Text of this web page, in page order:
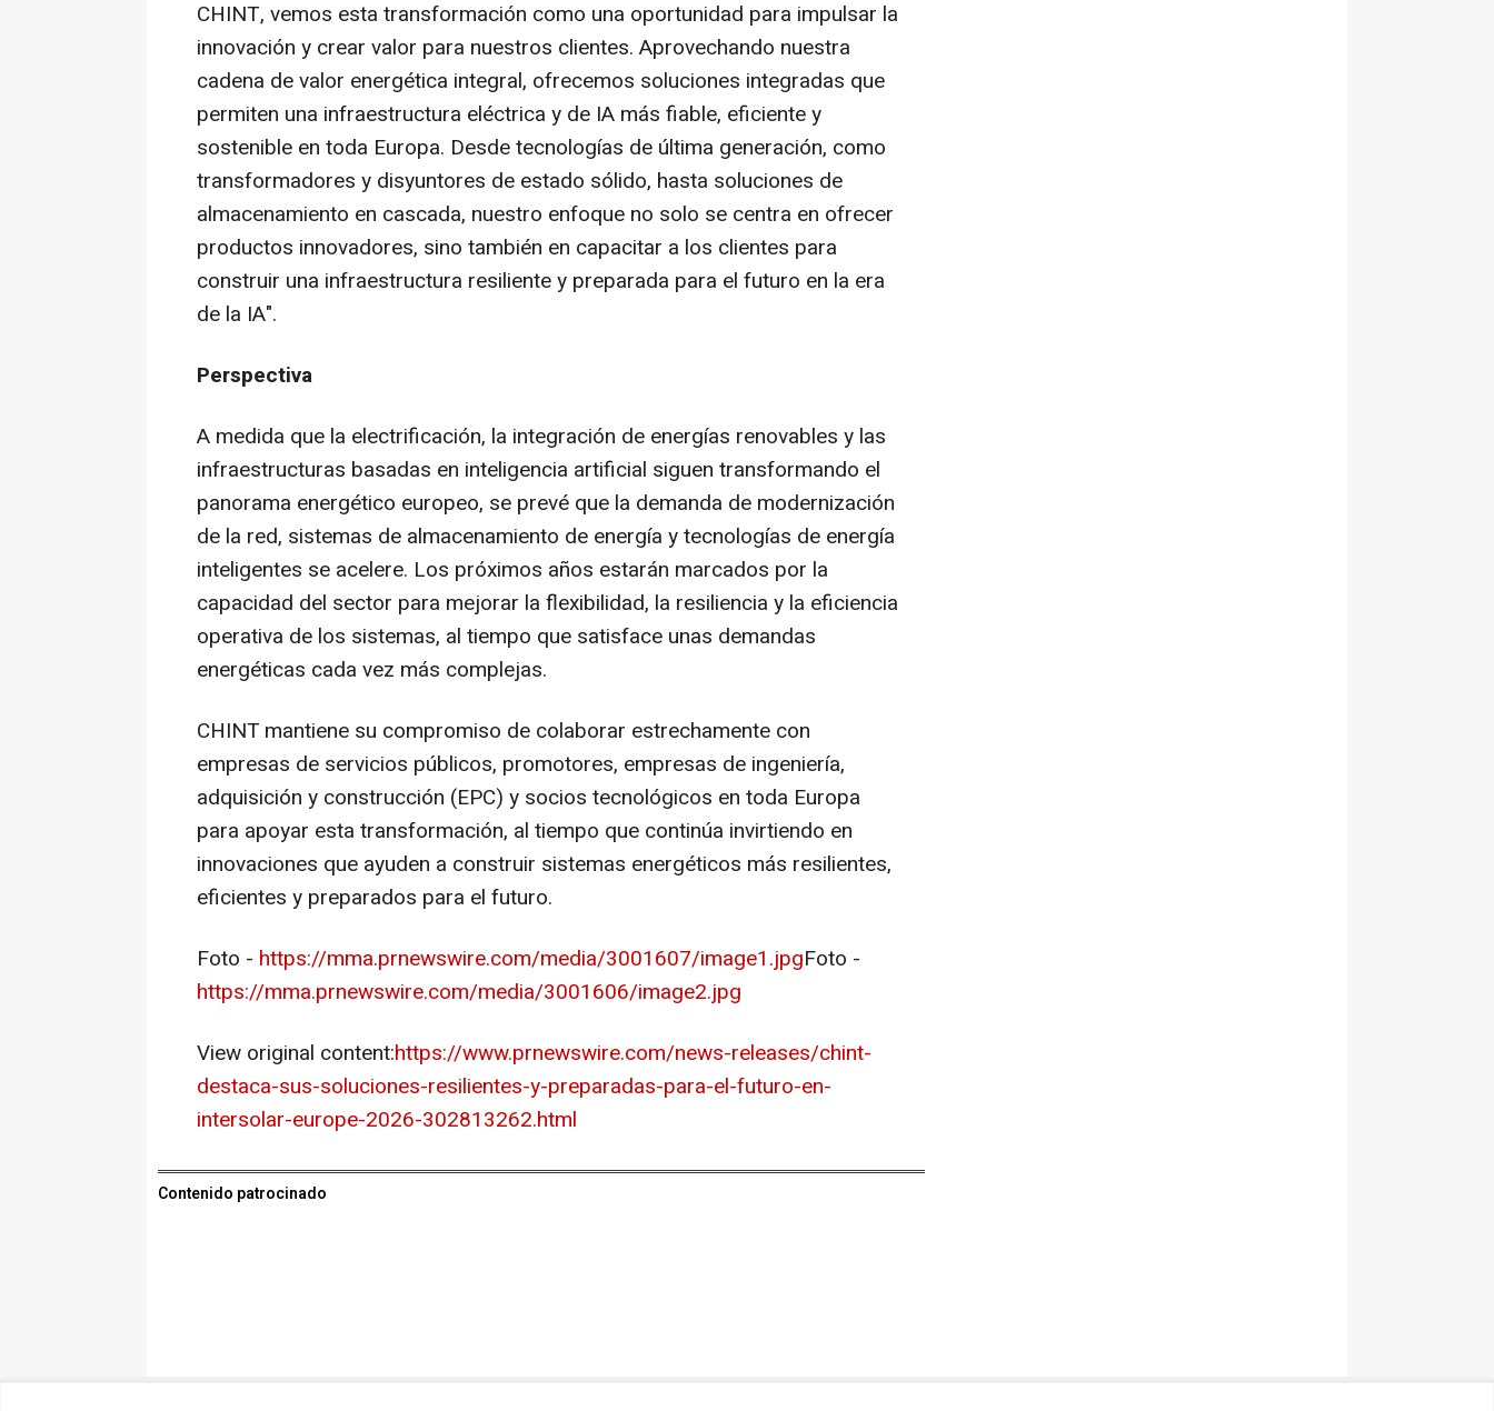
CHINT, vemos esta transformación como una oportunidad para impulsar la
innovación y crear valor para nuestros clientes. Aprovechando nuestra
cadena de valor energética integral, ofrecemos soluciones integradas que
permiten una infraestructura eléctrica y de IA más fiable, eficiente y
sostenible en toda Europa. Desde tecnologías de última generación, como
transformadores y disyuntores de estado sólido, hasta soluciones de
almacenamiento en cascada, nuestro enfoque no solo se centra en ofrecer
productos innovadores, sino también en capacitar a los clientes para
construir una infraestructura resiliente y preparada para el futuro en la era
de la IA".
Perspectiva
A medida que la electrificación, la integración de energías renovables y las
infraestructuras basadas en inteligencia artificial siguen transformando el
panorama energético europeo, se prevé que la demanda de modernización
de la red, sistemas de almacenamiento de energía y tecnologías de energía
inteligentes se acelere. Los próximos años estarán marcados por la
capacidad del sector para mejorar la flexibilidad, la resiliencia y la eficiencia
operativa de los sistemas, al tiempo que satisface unas demandas
energéticas cada vez más complejas.
CHINT mantiene su compromiso de colaborar estrechamente con
empresas de servicios públicos, promotores, empresas de ingeniería,
adquisición y construcción (EPC) y socios tecnológicos en toda Europa
para apoyar esta transformación, al tiempo que continúa invirtiendo en
innovaciones que ayuden a construir sistemas energéticos más resilientes,
eficientes y preparados para el futuro.
Foto - https://mma.prnewswire.com/media/3001607/image1.jpgFoto -
https://mma.prnewswire.com/media/3001606/image2.jpg
View original content:https://www.prnewswire.com/news-releases/chint-
destaca-sus-soluciones-resilientes-y-preparadas-para-el-futuro-en-
intersolar-europe-2026-302813262.html
Contenido patrocinado